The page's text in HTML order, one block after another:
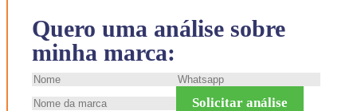
Quero uma análise sobre
minha marca:
Solicitar análise